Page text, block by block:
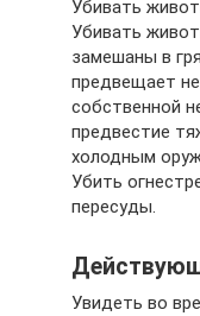
Убивать
Убивать
замешаны в
предвещает
собственной
предвестие
холодным
Убить
пересуды.
Увидеть во